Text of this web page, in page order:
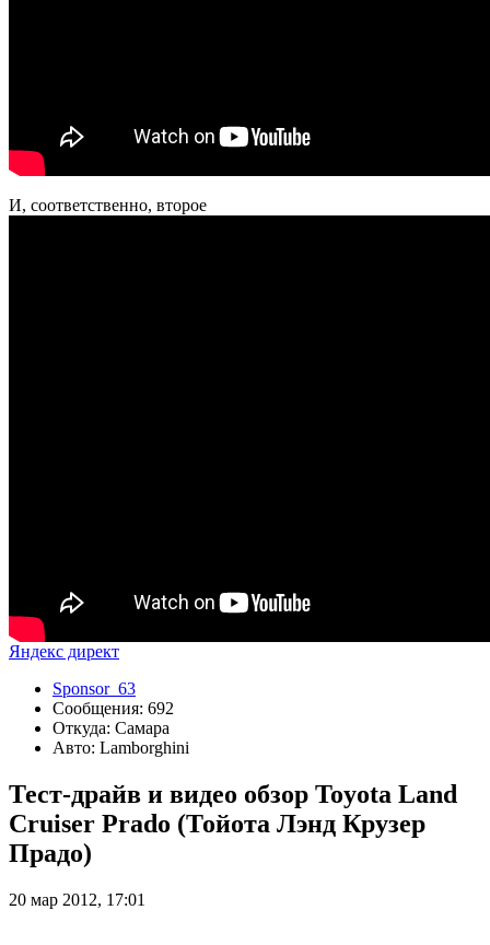
И, соответственно, второе
Яндекс директ
Sponsor_63
Сообщения: 692
Откуда: Самара
Авто: Lamborghini
Тест-драйв и видео обзор Toyota Land
Cruiser Prado (Тойота Лэнд Крузер
Прадо)
20 мар 2012, 17:01